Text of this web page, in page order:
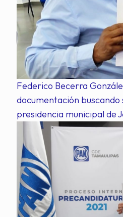
Federico Becerra
documentación
presidencia municipal de